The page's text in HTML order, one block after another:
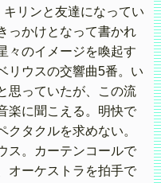
リンと友達になってい
っかけとなって書かれ
々のイメージを喚起す
リウスの交響曲5番。い
思っていたが、この流
楽に聞こえる。明快で
タクルを求めない。
ス。カーテンコールで
オーケストラを拍手で